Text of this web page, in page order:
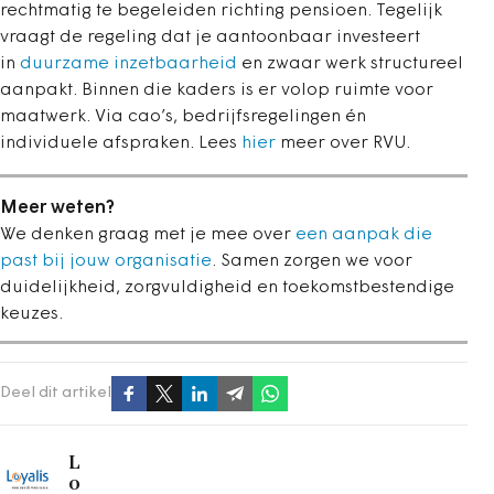
rechtmatig te begeleiden richting pensioen. Tegelijk
vraagt de regeling dat je aantoonbaar investeert
in duurzame inzetbaarheid en zwaar werk structureel
aanpakt. Binnen die kaders is er volop ruimte voor
maatwerk. Via cao’s, bedrijfsregelingen én
individuele afspraken. Lees hier meer over RVU.
Meer weten?
We denken graag met je mee over een aanpak die
past bij jouw organisatie. Samen zorgen we voor
duidelijkheid, zorgvuldigheid en toekomstbestendige
keuzes.
Deel dit artikel
L
o